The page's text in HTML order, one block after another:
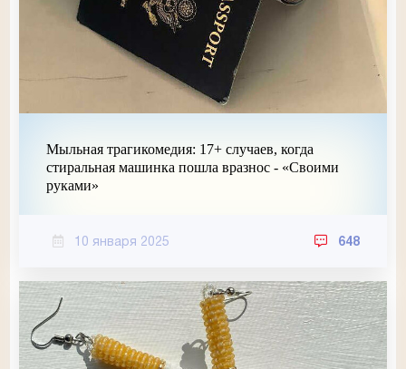
Мыльная трагикомедия: 17+ случаев, когда
стиральная машинка пошла вразнос - «Своими
руками»
10 января 2025 648